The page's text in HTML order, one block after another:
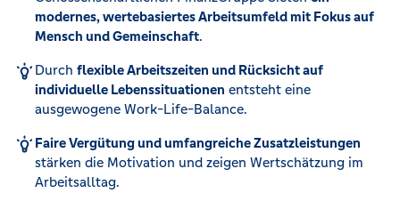
modernes, wertebasiertes Arbeitsumfeld mit Fokus auf
Mensch und Gemeinschaft.
Durch flexible Arbeitszeiten und Rücksicht auf
individuelle Lebenssituationen entsteht eine
ausgewogene Work-Life-Balance.
Faire Vergütung und umfangreiche Zusatzleistungen
stärken die Motivation und zeigen Wertschätzung im
Arbeitsalltag.